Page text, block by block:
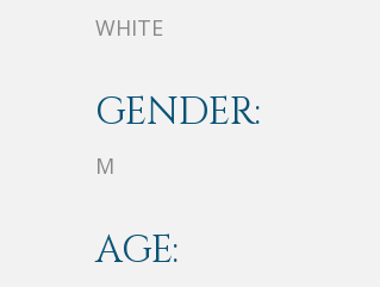
WHITE
GENDER:
M
AGE: